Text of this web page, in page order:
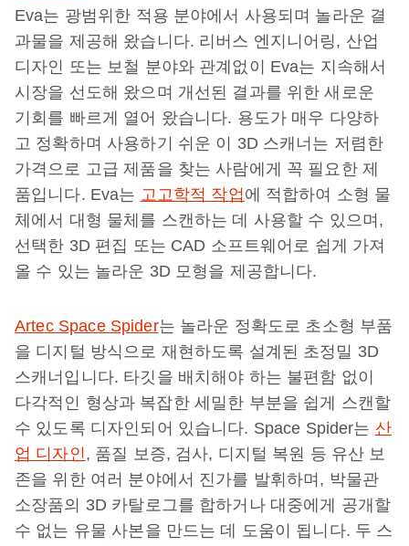
Eva는 광범위한 적용 분야에서 사용되며 놀라운 결
과물을 제공해 왔습니다. 리버스 엔지니어링, 산업
디자인 또는 보철 분야와 관계없이 Eva는 지속해서
시장을 선도해 왔으며 개선된 결과를 위한 새로운
기회를 빠르게 열어 왔습니다. 용도가 매우 다양하
고 정확하며 사용하기 쉬운 이 3D 스캐너는 저렴한
가격으로 고급 제품을 찾는 사람에게 꼭 필요한 제
품입니다. Eva는 고고학적 작업 에 적합하여 소형 물
체에서 대형 물체를 스캔하는 데 사용할 수 있으며,
선택한 3D 편집 또는 CAD 소프트웨어로 쉽게 가져
올 수 있는 놀라운 3D 모형을 제공합니다.
Artec Space Spider는 놀라운 정확도로 초소형 부품
을 디지털 방식으로 재현하도록 설계된 초정밀 3D
스캐너입니다. 타깃을 배치해야 하는 불편함 없이
다각적인 형상과 복잡한 세밀한 부분을 쉽게 스캔할
수 있도록 디자인되어 있습니다. Space Spider는 산
업 디자인, 품질 보증, 검사, 디지털 복원 등 유산 보
존을 위한 여러 분야에서 진가를 발휘하며, 박물관
소장품의 3D 카탈로그를 합하거나 대중에게 공개할
수 없는 유물 사본을 만드는 데 도움이 됩니다. 두 스